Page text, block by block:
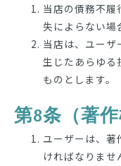
当店の債務不履
失によらない場
当店は、ユーザ
生じたあらゆる
ものとします。
第8条（著作
ユーザーは、著
ければなりませ